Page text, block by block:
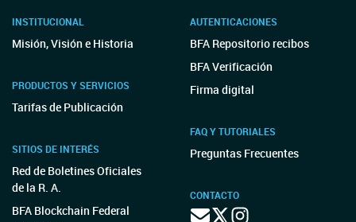
INSTITUCIONAL
Misión, Visión e Historia
PRODUCTOS Y SERVICIOS
Tarifas de Publicación
SITIOS DE INTERÉS
Red de Boletines Oficiales
de la R. A.
BFA Blockchain Federal
AUTENTICACIONES
BFA Repositorio recibos
BFA Verificación
Firma digital
FAQ Y TUTORIALES
Preguntas Frecuentes
CONTACTO